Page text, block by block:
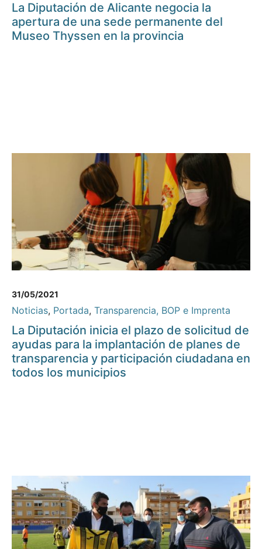
La Diputación de Alicante negocia la
apertura de una sede permanente del
Museo Thyssen en la provincia
31/05/2021
Noticias, Portada, Transparencia, BOP e Imprenta
La Diputación inicia el plazo de solicitud de
ayudas para la implantación de planes de
transparencia y participación ciudadana en
todos los municipios